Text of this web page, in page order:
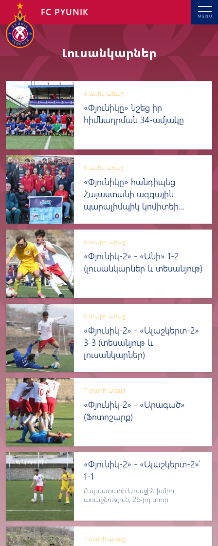
MENU
FC PYUNIK
Լուսանկարներ
4 ամիս առաջ
«Փյունիկը» նշեց իր
հիմնադրման 34-ամյակը
8 ամիս առաջ
«Փյունիկը» հանդիպեց
Հայաստանի ազգային
պարալիմպիկ կոմիտեի
6 տարի առաջ
«Փյունիկ-2» - «Անի» 1-2
(լուսանկարներ և տեսանյութ)
6 տարի առաջ
«Փյունիկ-2» - «Ալաշկերտ-2»
3-3 (տեսանյութ և
լուսանկարներ)
7 տարի առաջ
«Փյունիկ-2» - «Արագած»
(Ֆոտոշարք)
Երկրորդ Թիմ
«Փյունիկ-2» - «Ալաշկերտ-2»՝
1-1
Հայաստանի Առաջին խմբի
առաջնություն, 26-րդ տուր
7 տարի առաջ